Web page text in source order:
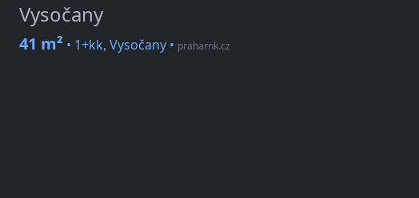
Vysočany
41 m² • 1+kk, Vysočany • praharnk.cz